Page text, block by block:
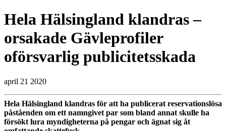
Hela Hälsingland klandras –
orsakade Gävleprofiler
oförsvarlig publicitetsskada
april 21 2020
Hela Hälsingland klandras för att ha publicerat reservationslösa
påståenden om ett namngivet par som bland annat skulle ha
försökt lura myndigheterna på pengar och ägnat sig åt